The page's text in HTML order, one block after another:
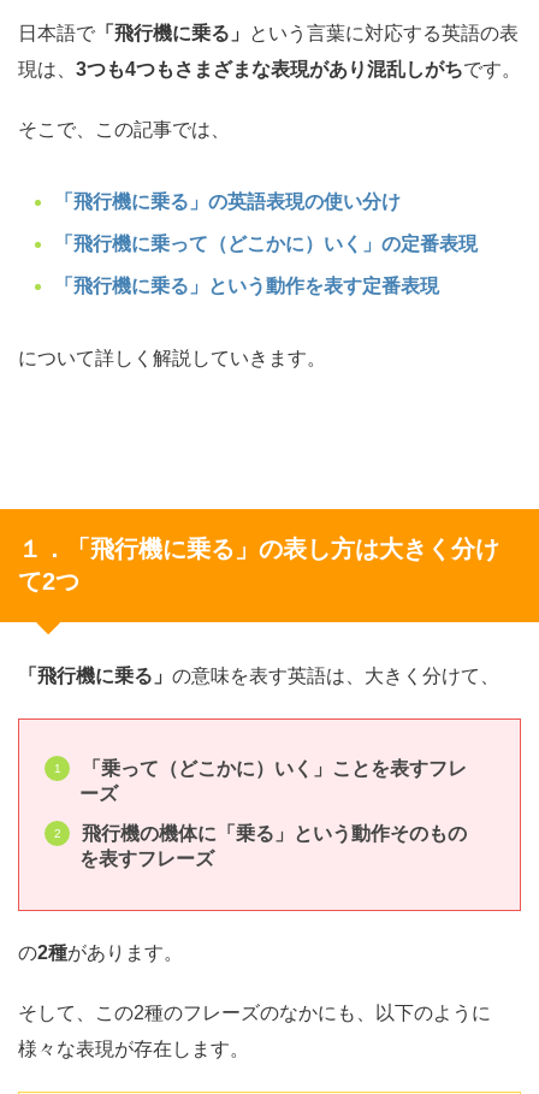
日本語で 「飛行機に乗る」
という言葉に対応する英語の表
現は、 3つも4つもさまざまな表現があり混乱しがちです。
そこで、この記事では、
「飛行機に乗る」の英語表現の使い分け
「飛行機に乗って（どこかに）いく」の定番表現
「飛行機に乗る」という動作を表す定番表現
について詳しく解説していきます。
１．「飛行機に乗る」の表し方は大きく分け
て2つ
「飛行機に乗る」 の意味を表す英語は、大きく分けて、
「乗って（どこかに）いく」ことを表すフレ
ーズ
飛行機の機体に「乗る」という動作そのもの
を表すフレーズ
の2種があります。
そして、この2種のフレーズのなかにも、以下のように
様々な表現が存在します。